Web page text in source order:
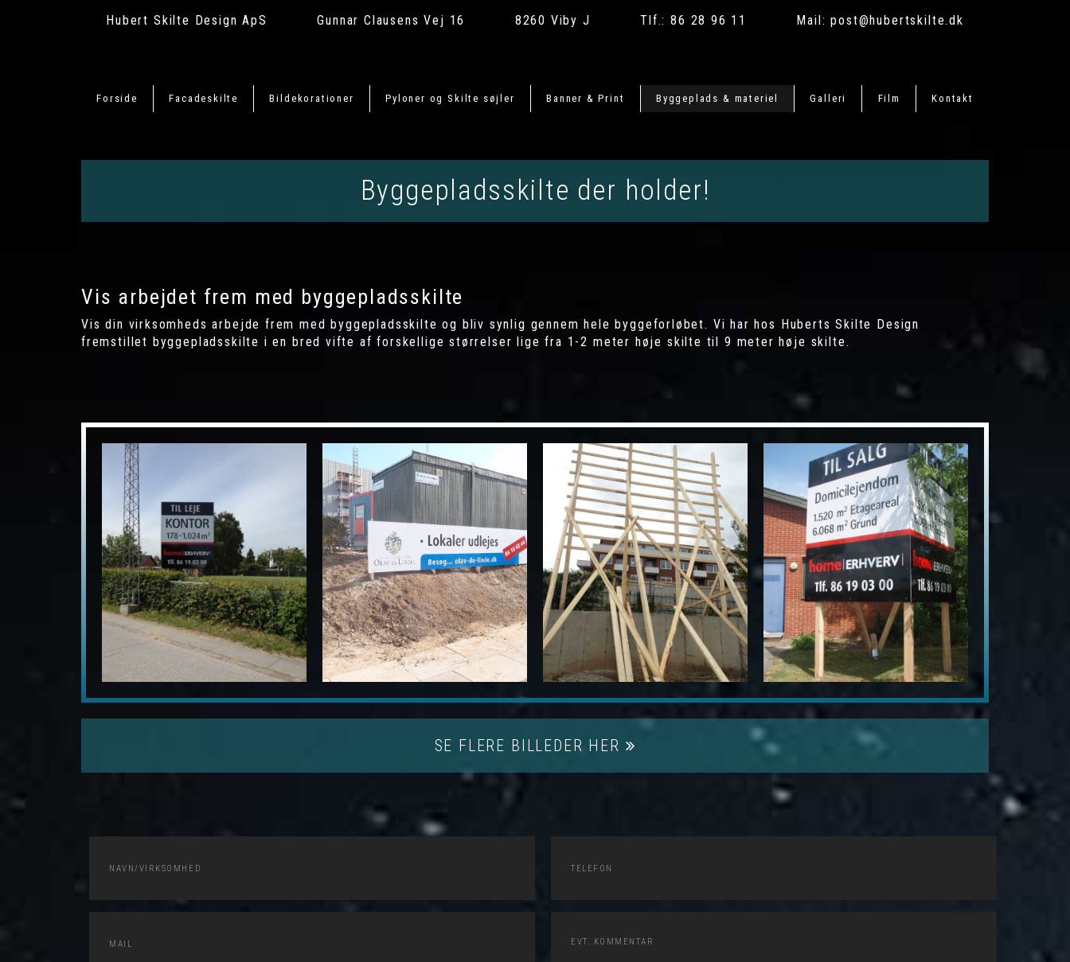
Hubert Skilte Design ApS Gunnar Clausens Vej 16 8260 Viby J Tlf.:86 28 96 11 Mail:post@hubertskilte.dk
Forside Facadeskilte Bildekorationer Pyloner og Skilte søjler Banner & Print Byggeplads & materiel Galleri Film Kontakt
Byggepladsskilte der holder!
Vis arbejdet frem med byggepladsskilte
Vis din virksomheds arbejde frem med byggepladsskilte og bliv synlig gennem hele byggeforløbet. Vi har hos Huberts Skilte Design
fremstillet byggepladsskilte i en bred vifte af forskellige størrelser lige fra 1-2 meter høje skilte til 9 meter høje skilte.
SE FLERE BILLEDER HER